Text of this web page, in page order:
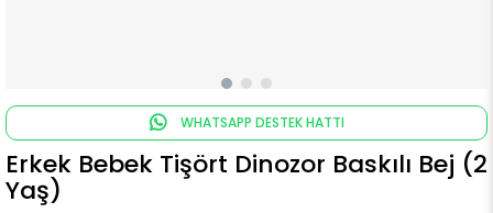
WHATSAPP DESTEK HATTI
Erkek Bebek Tişört Dinozor Baskılı Bej (2
Yaş)